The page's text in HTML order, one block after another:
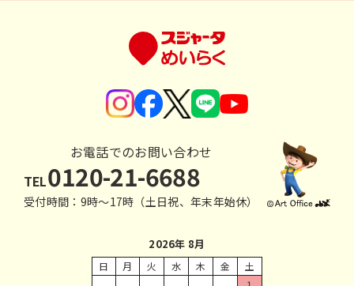
お電話でのお問い合わせ
TEL0120-21-6688
受付時間：9時〜17時（土日祝、年末年始休）
2026年 8月
日 月 火 水 木 金
土